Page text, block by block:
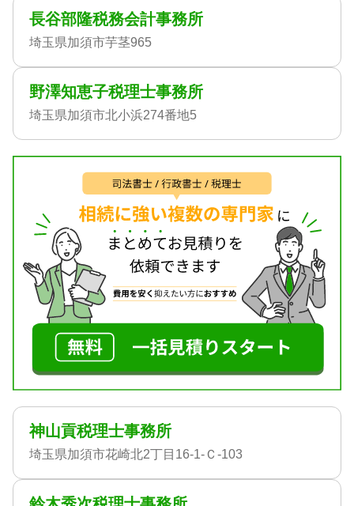
長谷部隆税務会計事務所
埼玉県加須市芋茎965
野澤知恵子税理士事務所
埼玉県加須市北小浜274番地5
神山貢税理士事務所
埼玉県加須市花崎北2丁目16-1-Ｃ-103